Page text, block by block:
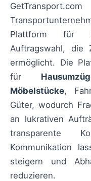
Plattform für
Auftragswahl, die
ermöglicht. Die
für
Möbelstücke,
Güter, wodurch
an lukrativen
transparente
Kommunikation
steigern und
reduzieren.